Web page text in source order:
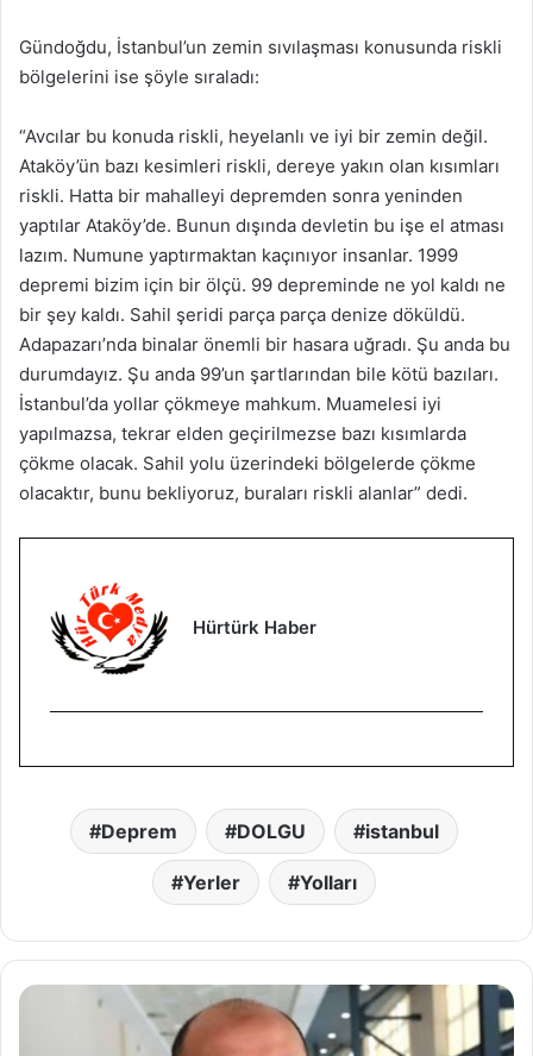
Gündoğdu, İstanbul’un zemin sıvılaşması konusunda riskli
bölgelerini ise şöyle sıraladı:
“Avcılar bu konuda riskli, heyelanlı ve iyi bir zemin değil.
Ataköy’ün bazı kesimleri riskli, dereye yakın olan kısımları
riskli. Hatta bir mahalleyi depremden sonra yeninden
yaptılar Ataköy’de. Bunun dışında devletin bu işe el atması
lazım. Numune yaptırmaktan kaçınıyor insanlar. 1999
depremi bizim için bir ölçü. 99 depreminde ne yol kaldı ne
bir şey kaldı. Sahil şeridi parça parça denize döküldü.
Adapazarı’nda binalar önemli bir hasara uğradı. Şu anda bu
durumdayız. Şu anda 99’un şartlarından bile kötü bazıları.
İstanbul’da yollar çökmeye mahkum. Muamelesi iyi
yapılmazsa, tekrar elden geçirilmezse bazı kısımlarda
çökme olacak. Sahil yolu üzerindeki bölgelerde çökme
olacaktır, bunu bekliyoruz, buraları riskli alanlar” dedi.
Hürtürk Haber
Deprem DOLGU istanbul
Yerler Yolları
S